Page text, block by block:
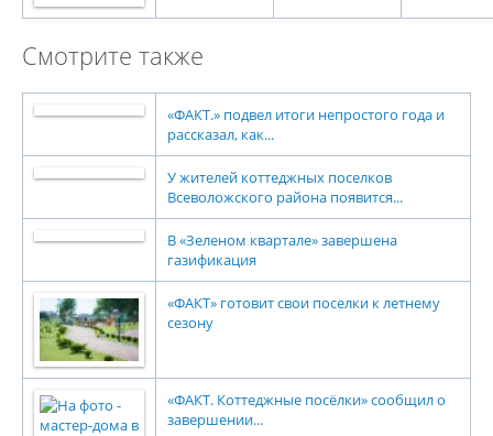
Смотрите также
«ФАКТ.» подвел итоги непростого года и
рассказал, как...
У жителей коттеджных поселков
Всеволожского района появится...
В «Зеленом квартале» завершена
газификация
«ФАКТ» готовит свои поселки к летнему
сезону
«ФАКТ. Коттеджные посёлки» сообщил о
завершении...